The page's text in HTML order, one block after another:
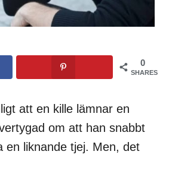
0
SHARES
att en kille lämnar en
om att han snabbt
en liknande tjej. Men, det